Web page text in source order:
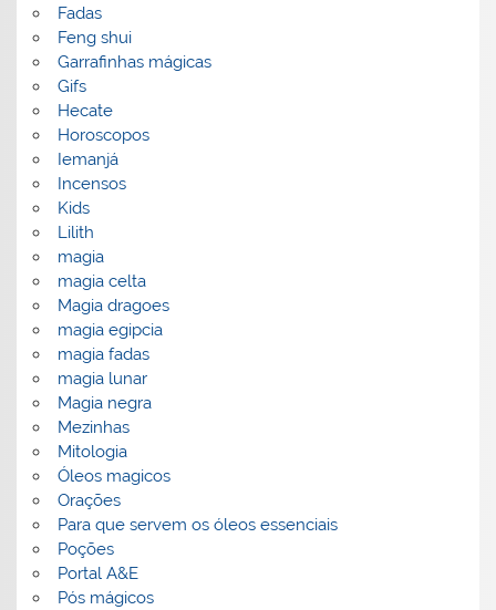
Fadas
Feng shui
Garrafinhas mágicas
Gifs
Hecate
Horoscopos
Iemanjá
Incensos
Kids
Lilith
magia
magia celta
Magia dragoes
magia egipcia
magia fadas
magia lunar
Magia negra
Mezinhas
Mitologia
Óleos magicos
Orações
Para que servem os óleos essenciais
Poções
Portal A&E
Pós mágicos